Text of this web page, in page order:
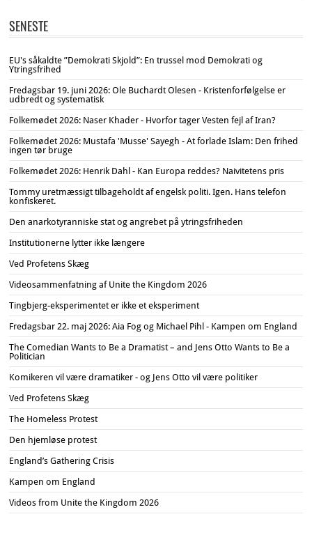
SENESTE
EU's såkaldte ”Demokrati Skjold”: En trussel mod Demokrati og
Ytringsfrihed
Fredagsbar 19. juni 2026: Ole Buchardt Olesen - Kristenforfølgelse er
udbredt og systematisk
Folkemødet 2026: Naser Khader - Hvorfor tager Vesten fejl af Iran?
Folkemødet 2026: Mustafa 'Musse' Sayegh - At forlade Islam: Den frihed
ingen tør bruge
Folkemødet 2026: Henrik Dahl - Kan Europa reddes? Naivitetens pris
Tommy uretmæssigt tilbageholdt af engelsk politi. Igen. Hans telefon
konfiskeret.
Den anarkotyranniske stat og angrebet på ytringsfriheden
Institutionerne lytter ikke længere
Ved Profetens Skæg
Videosammenfatning af Unite the Kingdom 2026
Tingbjerg-eksperimentet er ikke et eksperiment
Fredagsbar 22. maj 2026: Aia Fog og Michael Pihl - Kampen om England
The Comedian Wants to Be a Dramatist – and Jens Otto Wants to Be a
Politician
Komikeren vil være dramatiker - og Jens Otto vil være politiker
Ved Profetens Skæg
The Homeless Protest
Den hjemløse protest
England’s Gathering Crisis
Kampen om England
Videos from Unite the Kingdom 2026